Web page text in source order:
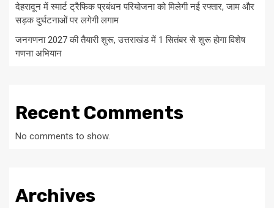
देहरादून में स्मार्ट ट्रैफिक प्रबंधन परियोजना को मिलेगी नई रफ्तार, जाम और
सड़क दुर्घटनाओं पर लगेगी लगाम
जनगणना 2027 की तैयारी शुरू, उत्तराखंड में 1 सितंबर से शुरू होगा विशेष
गणना अभियान
Recent Comments
No comments to show.
Archives